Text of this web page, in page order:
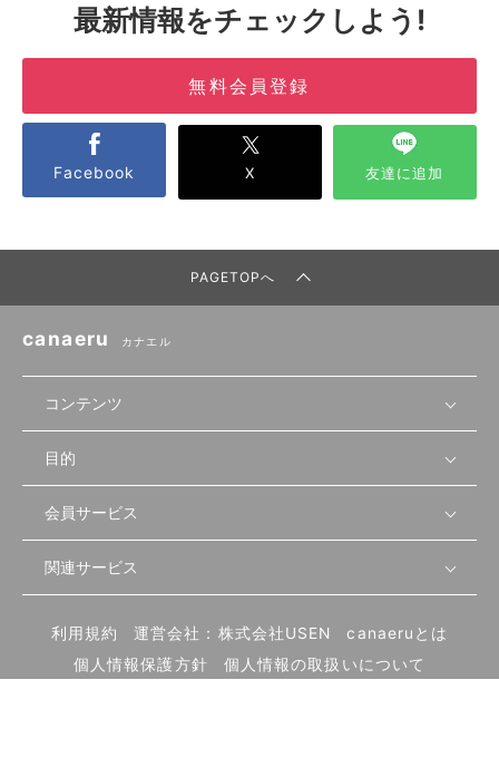
最新情報をチェックしよう!
無料会員登録
Facebook X 友達に追加
PAGETOPへ
canaeru カナエル
コンテンツ
無料開業相談
セミナー情報
セミナー動画
物件を探す
首都圏
北海道
先輩開業者の声
開業・経営に関する記事
目的
店舗運営
物件
内装・設備
食材・仕入れ
会員サービス
会員登録
ログイン
関連サービス
飲食店サクセスガイド（外部サイト）
利用規約 運営会社：株式会社USEN
canaeruとは
個人情報保護方針
個人情報の取扱いについて